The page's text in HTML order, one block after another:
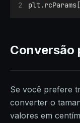
plt.rcParams[
Conversão
Se você prefere
converter o
valores em